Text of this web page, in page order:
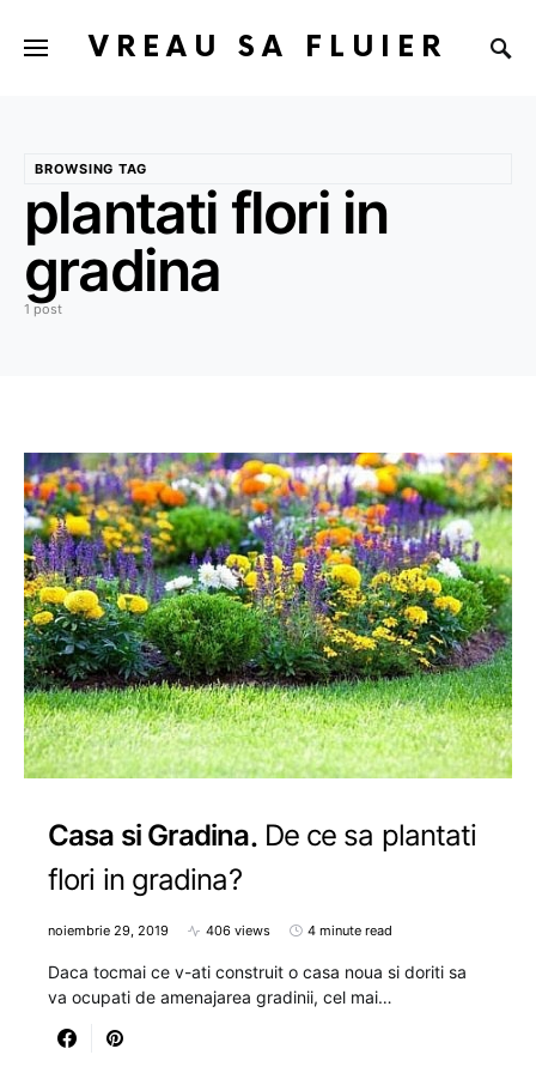
VREAU SA FLUIER
BROWSING TAG
plantati flori in
gradina
1 post
Casa si Gradina De ce sa plantati
flori in gradina?
noiembrie 29, 2019 406 views 4 minute read
Daca tocmai ce v-ati construit o casa noua si doriti sa
va ocupati de amenajarea gradinii, cel mai…